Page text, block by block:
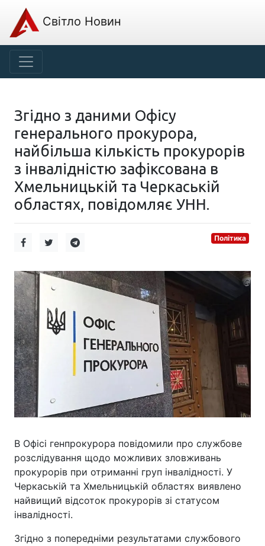
Світло Новин
Згідно з даними Офісу
генерального прокурора,
найбільша кількість прокурорів
з інвалідністю зафіксована в
Хмельницькій та Черкаській
областях, повідомляє УНН.
Політика
В Офісі генпрокурора повідомили про службове
розслідування щодо можливих зловживань
прокурорів при отриманні груп інвалідності. У
Черкаській та Хмельницькій областях виявлено
найвищий відсоток прокурорів зі статусом
інвалідності.
Згідно з попередніми результатами службового